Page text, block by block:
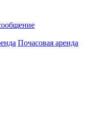
Почасовая аренда